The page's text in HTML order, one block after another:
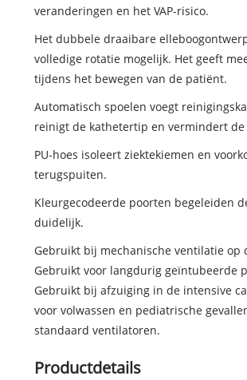
veranderingen en het VAP-risico.
Het dubbele draaibare
volledige rotatie mogelijk. Het geeft
tijdens het bewegen van de patiënt.
Automatisch spoelen voegt
reinigt de kathetertip en vermindert de
PU-hoes isoleert ziektekiemen en
terugspuiten.
Kleurgecodeerde poorten begeleiden
duidelijk.
Gebruikt bij mechanische ventilatie op
Gebruikt voor langdurig geïntubeerde
Gebruikt bij afzuiging in de intensive
voor volwassen en pediatrische
standaard ventilatoren.
Productdetails